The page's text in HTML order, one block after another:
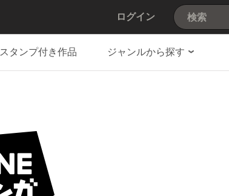
ログイン
スタンプ付き作品 ジャンルから探す